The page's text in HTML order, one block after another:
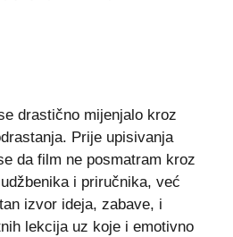
drastično mijenjalo kroz
Prije upisivanja
da film ne posmatram kroz
i priručnika, već
izvor ideja, zabave, i
lekcija uz koje i emotivno